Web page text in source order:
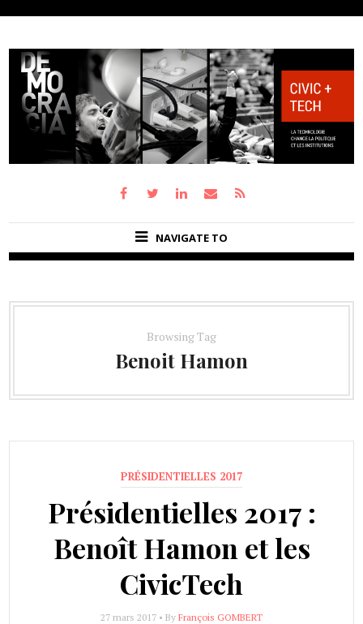
NAVIGATE TO
Browsing Tag
Benoit Hamon
PRÉSIDENTIELLES 2017
Présidentielles 2017 :
Benoît Hamon et les
CivicTech
27 mars 2017 • By François GOMBERT